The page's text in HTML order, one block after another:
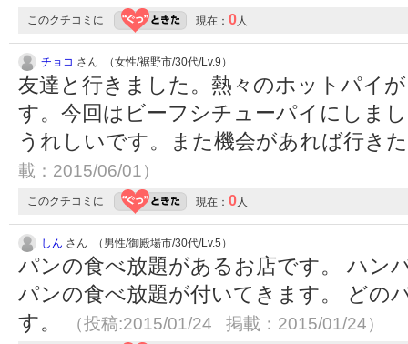
このクチコミに 現在： 0 人
チョコ さん （女性/裾野市/30代/Lv.9）
友達と行きました。熱々のホットパイ
す。今回はビーフシチューパイにしま
うれしいです。また機会があれば行き
載：2015/06/01）
このクチコミに 現在： 0 人
しん さん （男性/御殿場市/30代/Lv.5）
パンの食べ放題があるお店です。 ハン
パンの食べ放題が付いてきます。 どの
す。
（投稿:2015/01/24 掲載：2015/01/24）